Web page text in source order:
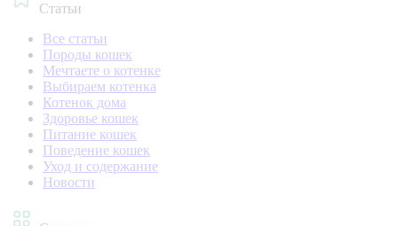
Статьи
Все статьи
Породы кошек
Мечтаете о котенке
Выбираем котенка
Котенок дома
Здоровье кошек
Питание кошек
Поведение кошек
Уход и содержание
Новости